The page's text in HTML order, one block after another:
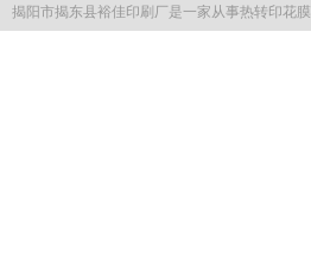
揭阳市揭东县裕佳印刷厂是一家从事热转印花膜